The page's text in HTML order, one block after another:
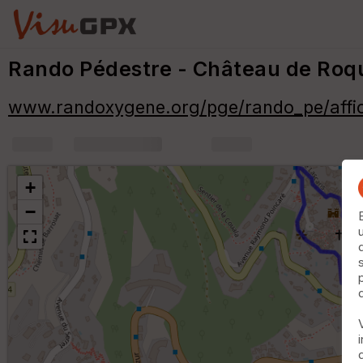
Rando Pédestre - Château de
www.randoxygene.org/pge/rando_pe/
+
−